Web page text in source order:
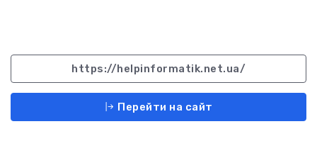
https://helpinformatik.net.ua/
Перейти на сайт